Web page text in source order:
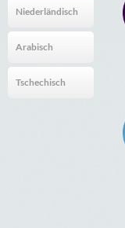
Niederländisch
Arabisch
Tschechisch